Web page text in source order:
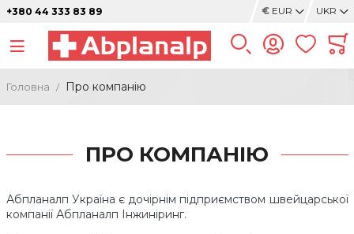
+380 44 333 83 89 € EUR UKR
Головна Про компанію
ПРО КОМПАНІЮ
Абпланалп Україна є дочірнім підприємством швейцарської
компанії Абпланалп Інжиніринг.